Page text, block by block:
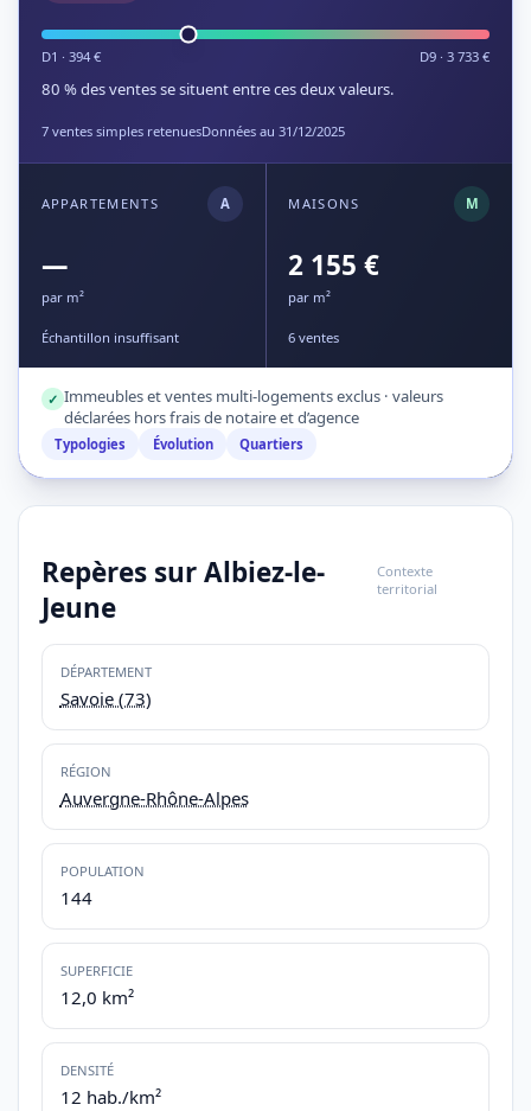
D1 · 394 € D9 · 3 733 €
80 % des ventes se situent entre ces deux valeurs.
7 ventes simples retenuesDonnées au 31/12/2025
APPARTEMENTS A
—
par m²
Échantillon insuffisant
MAISONS M
2 155 €
par m²
6 ventes
✓ Immeubles et ventes multi-logements exclus · valeurs
déclarées hors frais de notaire et d’agence
Typologies Évolution Quartiers
Repères sur Albiez-le-
Jeune
Contexte
territorial
DÉPARTEMENT
Savoie (73)
RÉGION
Auvergne-Rhône-Alpes
POPULATION
144
SUPERFICIE
12,0 km²
DENSITÉ
12 hab./km²